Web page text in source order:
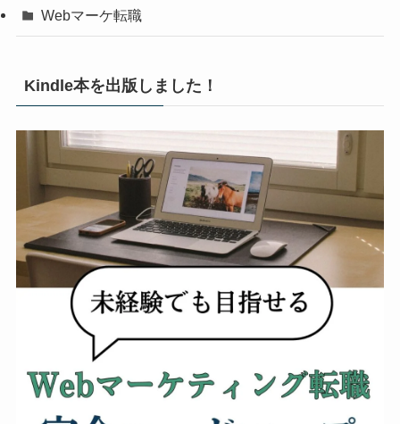
Webマーケ転職
Kindle本を出版しました！